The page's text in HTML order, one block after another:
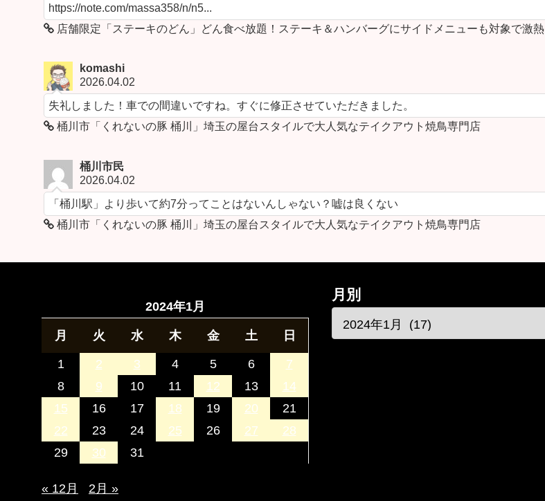
https://note.com/massa358/n/n5...
店舗限定「ステーキのどん」どん食べ放題！ステーキ＆ハンバーグにサイドメニューも対象で激熱
komashi
2026.04.02
失礼しました！車での間違いですね。すぐに修正させていただきました。
桶川市「くれないの豚 桶川」埼玉の屋台スタイルで大人気なテイクアウト焼鳥専門店
桶川市民
2026.04.02
「桶川駅」より歩いて約7分ってことはないんしゃない？嘘は良くない
桶川市「くれないの豚 桶川」埼玉の屋台スタイルで大人気なテイクアウト焼鳥専門店
2024年1月
月 火 水 木 金 土 日
1 2 3 4 5 6
7
8
9 10 11 12 13
14
15
16 17 18 19 20
21
22
23 24 25 26 27
28
29
30 31
« 12月 2月 »
月別